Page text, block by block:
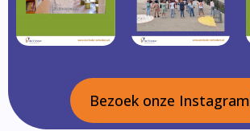
Bezoek onze Instagram